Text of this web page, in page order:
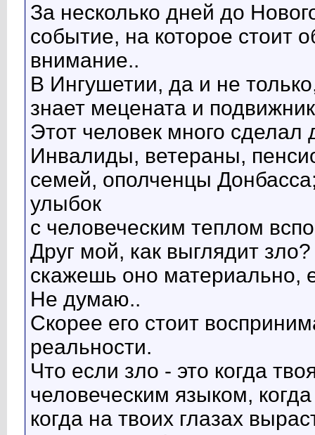
За несколько дней до
событие, на которое стоит
внимание..
В Ингушетии, да и не
знает мецената и
Этот человек много
Инвалиды, ветераны,
семей, ополченцы
улыбок
с человеческим теплом
Друг мой, как выглядит
скажешь оно материально,
Не думаю..
Скорее его стоит
реальности.
Что если зло - это когда
человеческим языком,
когда на твоих глазах